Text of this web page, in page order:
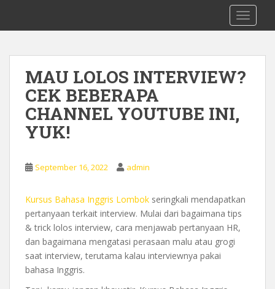
i
0878 8705 9305 Kursus Bahasa Inggis
dari Dasar Untuk Pemula Mataram
MAU LOLOS INTERVIEW?
CEK BEBERAPA
CHANNEL YOUTUBE INI,
YUK!
September 16, 2022 admin
Kursus Bahasa Inggris Lombok seringkali mendapatkan
pertanyaan terkait interview. Mulai dari bagaimana tips
& trick lolos interview, cara menjawab pertanyaan HR,
dan bagaimana mengatasi perasaan malu atau grogi
saat interview, terutama kalau interviewnya pakai
bahasa Inggris.